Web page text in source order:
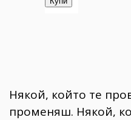
Някой, който те
променяш. Някой,